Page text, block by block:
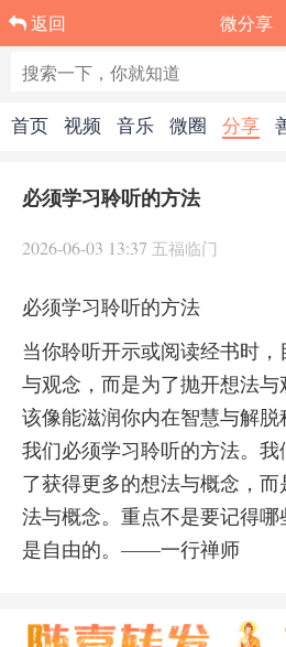
返回 微分享
首页 视频 音乐 微圈 分享
必须学习聆听的方法
2026-06-03 13:37 五福临门
必须学习聆听的方法
当你聆听开示或阅读经书时
与观念，而是为了抛开想法
该像能滋润你内在智慧与解
我们必须学习聆听的方法。
了获得更多的想法与概念，
法与概念。重点不是要记得
是自由的。——一行禅师